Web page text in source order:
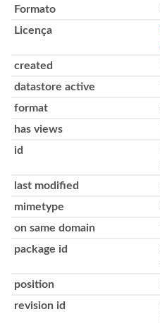
Formato
Licença
created
datastore active
format
has views
id
last modified
mimetype
on same domain
package id
position
revision id